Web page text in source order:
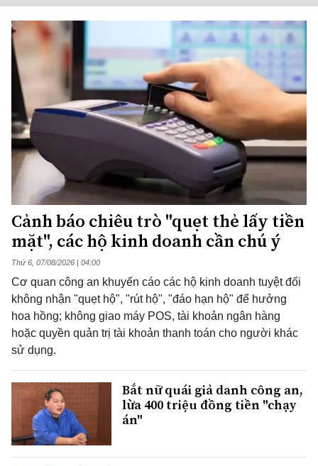
Cảnh báo chiêu trò "quẹt thẻ lấy tiền
mặt", các hộ kinh doanh cần chú ý
Thứ 6, 07/08/2026 | 04:00
Cơ quan công an khuyến cáo các hộ kinh doanh tuyệt đối
không nhận "quẹt hộ", "rút hộ", "đáo hạn hộ" để hưởng
hoa hồng; không giao máy POS, tài khoản ngân hàng
hoặc quyền quản trị tài khoản thanh toán cho người khác
sử dụng.
Bắt nữ quái giả danh công an,
lừa 400 triệu đồng tiền "chạy
án"